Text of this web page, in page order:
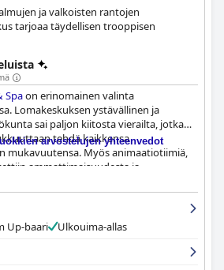
ja valkoisten rantojen
tarjoaa täydellisen trooppisen
Spaon erinomainen valinta
Lomakeskuksen ystävällinen ja
sai paljon kiitosta vierailta, jotka
tehdä kaikkensa
mukavuutensa. Myös animaatiotiimiä,
ammattimaisuudesta ja
josta oli helppo pääsy rannalle ja uima-
kohokohta. Vieraat olivat myös
joka ylitti alueen muiden 5 tähden
Kaiken kaikkiaanSerena Beach Resort &
lomaelämyksen erinomaisella
tunnelmalla ja ruoalla.
arvostelujen yhteenvedot
Up-baari
Ulkouima-allas